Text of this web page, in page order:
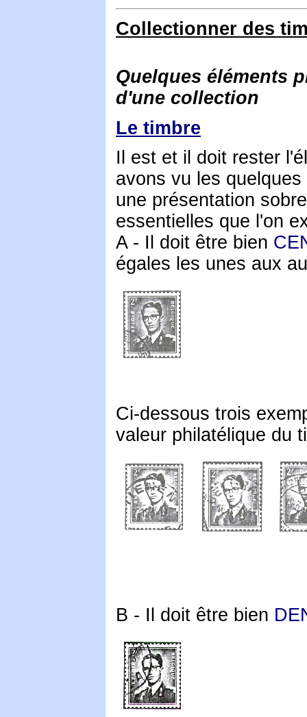
Collectionner des
Quelques éléments
d'une collection
Le timbre
Il est et il doit rester
avons vu les
une présentation
essentielles que l'on
A - Il doit être bien
égales les unes aux
Ci-dessous trois
valeur philatélique du
B - Il doit être bien